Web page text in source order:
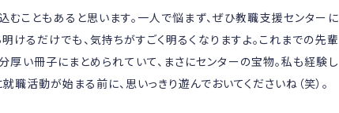
こともあると思います。一人で悩まず、ぜひ教職支援センターに
けるだけでも、気持ちがすごく明るくなりますよ。これまでの先輩
い冊子にまとめられていて、まさにセンターの宝物。私も経験し
職活動が始まる前に、思いっきり遊んでおいてくださいね（笑）。